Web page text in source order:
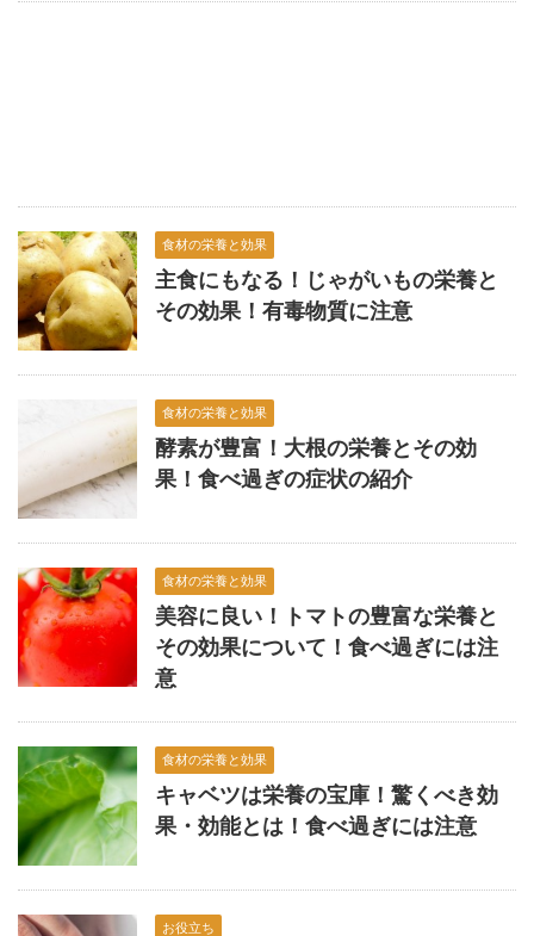
食材の栄養と効果
主食にもなる！じゃがいもの栄養と
その効果！有毒物質に注意
食材の栄養と効果
酵素が豊富！大根の栄養とその効
果！食べ過ぎの症状の紹介
食材の栄養と効果
美容に良い！トマトの豊富な栄養と
その効果について！食べ過ぎには注
意
食材の栄養と効果
キャベツは栄養の宝庫！驚くべき効
果・効能とは！食べ過ぎには注意
お役立ち